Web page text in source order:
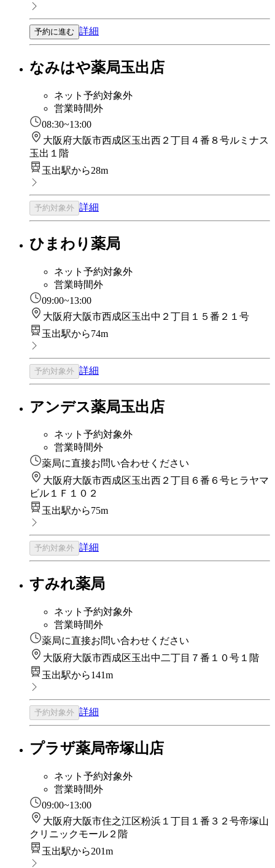
予約に進む 詳細
なみはや薬局玉出店
ネット予約対象外
営業時間外
08:30~13:00
大阪府大阪市西成区玉出西２丁目４番８号ルミナス
玉出１階
玉出駅から28m
予約対象外 詳細
ひまわり薬局
ネット予約対象外
営業時間外
09:00~13:00
大阪府大阪市西成区玉出中２丁目１５番２１号
玉出駅から74m
予約対象外 詳細
アンデス薬局玉出店
ネット予約対象外
営業時間外
薬局に直接お問い合わせください
大阪府大阪市西成区玉出西２丁目６番６号ヒラヤマ
ビル１Ｆ１０２
玉出駅から75m
予約対象外 詳細
すみれ薬局
ネット予約対象外
営業時間外
薬局に直接お問い合わせください
大阪府大阪市西成区玉出中二丁目７番１０号１階
玉出駅から141m
予約対象外 詳細
プラザ薬局帝塚山店
ネット予約対象外
営業時間外
09:00~13:00
大阪府大阪市住之江区粉浜１丁目１番３２号帝塚山
クリニックモール２階
玉出駅から201m